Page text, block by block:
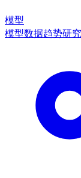
模型
模型数据趋势研究